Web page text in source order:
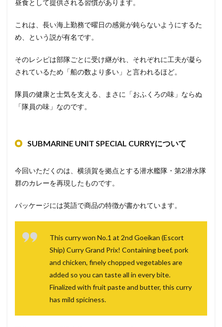
昼食として提供される習慣があります。
これは、長い海上勤務で曜日の感覚が鈍らないようにするた
め、という説が有名です。
そのレシピは部隊ごとに受け継がれ、それぞれに工夫が凝ら
されているため「船の数より多い」と言われるほど。
隊員の健康と士気を支える、まさに「おふくろの味」ならぬ
「隊員の味」なのです。
SUBMARINE UNIT SPECIAL CURRYについて
今回いただくのは、横須賀を拠点とする潜水艦隊・第2潜水隊
群のカレーを再現したものです。
パッケージには英語で商品の特徴が書かれています。
This curry won No.1 at 2nd Goeikan (Escort
Ship) Curry Grand Prix! Containing beef, pork
and chicken, finely chopped vegetables are
added so you can taste all in every bite.
Finalized with fruit paste and butter, this curry
has mild spiciness.